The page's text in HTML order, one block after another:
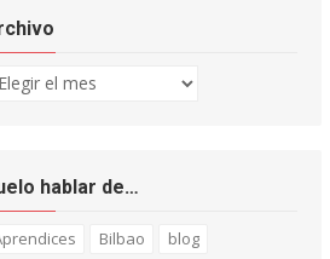
hablar de…
Bilbao
blog